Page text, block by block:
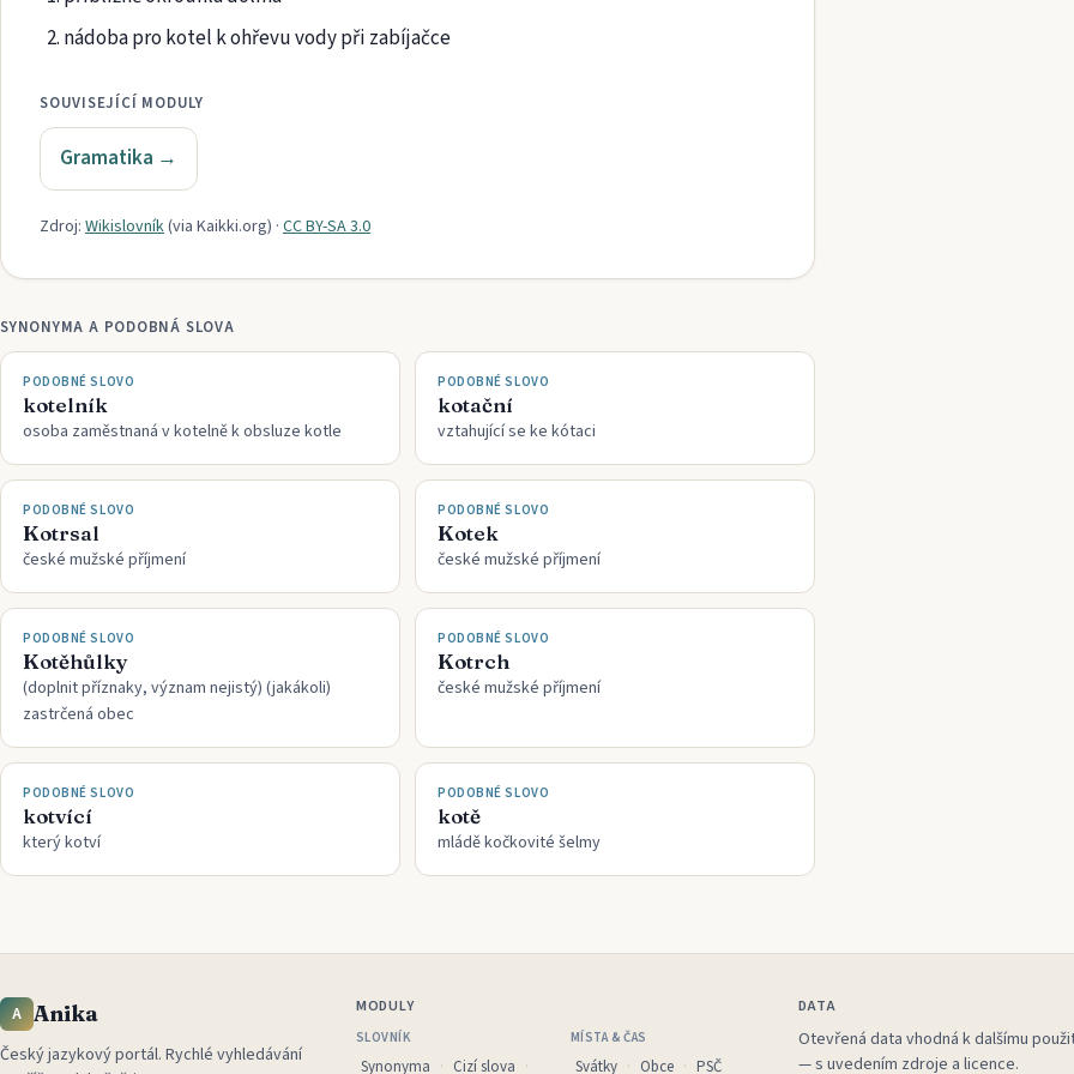
nádoba pro kotel k ohřevu vody při zabíjačce
SOUVISEJÍCÍ MODULY
Gramatika →
Zdroj: Wikislovník(via Kaikki.org) · CC BY-SA 3.0
SYNONYMA A PODOBNÁ SLOVA
PODOBNÉ SLOVO
kotelník
osoba zaměstnaná v kotelně k obsluze kotle
PODOBNÉ SLOVO
kotační
vztahující se ke kótaci
PODOBNÉ SLOVO
Kotrsal
české mužské příjmení
PODOBNÉ SLOVO
Kotek
české mužské příjmení
PODOBNÉ SLOVO
Kotěhůlky
(doplnit příznaky, význam nejistý) (jakákoli)
zastrčená obec
PODOBNÉ SLOVO
Kotrch
české mužské příjmení
PODOBNÉ SLOVO
kotvící
který kotví
PODOBNÉ SLOVO
kotě
mládě kočkovité šelmy
A Anika
Český jazykový portál. Rychlé vyhledávání
MODULY
SLOVNÍK
Synonyma Cizí slova
MÍSTA & ČAS
Svátky Obce PSČ
DATA
Otevřená data vhodná k dalšímu
— s uvedením zdroje a licence.